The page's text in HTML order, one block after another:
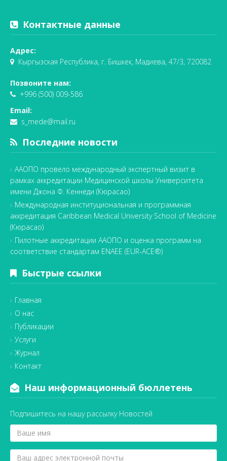
Контактные данные
Адрес:
Кыргызская Республика, г. Бишкек, Мадиева, 47/3, 720082
Позвоните нам:
+996 (500) 009-586
Email:
s_mede@mail.ru
Последние новости
ААОПО провело международный экспертный визит в
рамках аккредитации Медицинской школы Университета
имени Джона Ф. Кеннеди (Кюрасао)
Международная институциональная и программная
аккредитация Caribbean Medical University School of Medicine
(Кюрасао)
Пилотные аккредитации ААОПО и оценка программ на
соответствие стандартам ENAEE (EUR-ACE®)
Быстрые ссылки
Главная
О нас
Публикации
Услуги
Журнал
Контакт
Наш информационный бюллетень
Подпишитесь на нашу рассылку Новостей